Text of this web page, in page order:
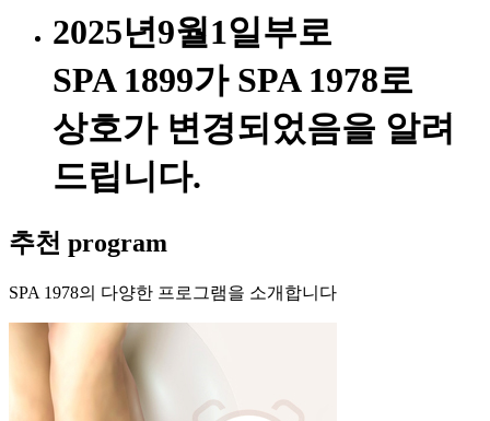
2025년9월1일부로
SPA 1899가 SPA 1978로
상호가 변경되었음을 알려
드립니다.
추천 program
SPA 1978의 다양한 프로그램을 소개합니다